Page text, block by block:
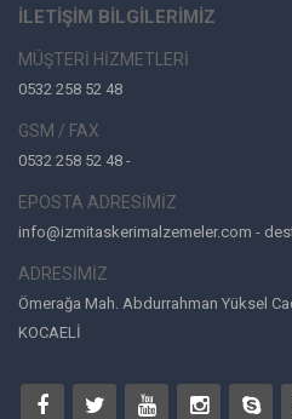
İLETİŞİM BİLGİLERİMİZ
MÜŞTERİ HİZMETLERİ
0532 258 52 48
GSM / FAX
0532 258 52 48 -
EPOSTA ADRESİMİZ
info@izmitaskerimalzemeler.com -
ADRESİMİZ
Ömerağa Mah. Abdurrahman Yüksel
KOCAELİ